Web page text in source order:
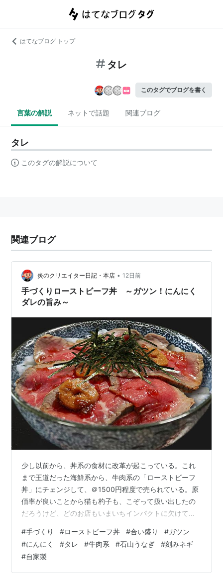
はてなブログ トップ
タレ
このタグでブログを書く
言葉の解説 ネットで話題 関連ブログ
タレ
このタグの解説について
関連ブログ
炎のクリエイター日記・本店 • 12日前
手づくりローストビーフ丼 ～ガツン！にんにく
ダレの旨み～
少し以前から、丼系の食材に改革が起こっている。これ
まで王道だった海鮮系から、牛肉系の「ローストビーフ
丼」にチェンジして、＠1500円程度で売られている。原
価率が良いことから猫も杓子も、こぞって扱い出したの
だろうけど、どのお店もいまいちインパクトに欠けてい
ーフ一辺倒の丼から、鰻＋ローストビーフ＋卵黄の合い
盛り丼などに方向転換させているお店も少なくない。石
山肉割烹で、お昼だけ間借りされている石山うなぎさん
のトリプル丼を画像でご紹介。 今回ご紹介する手づくり
#手づくり #ローストビーフ丼 #合い盛り #ガツン
#にんにく #タレ #牛肉系 #石山うなぎ #刻みネギ
#自家製